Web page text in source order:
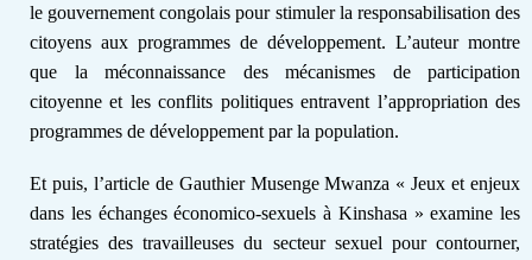
le gouvernement congolais pour stimuler la responsabilisation des
citoyens aux programmes de développement. L’auteur montre
que la méconnaissance des mécanismes de participation
citoyenne et les conflits politiques entravent l’appropriation des
programmes de développement par la population.
Et puis, l’article de Gauthier Musenge Mwanza « Jeux et enjeux
dans les échanges économico-sexuels à Kinshasa » examine les
stratégiesdes travailleuses du secteur sexuel pourcontourner,